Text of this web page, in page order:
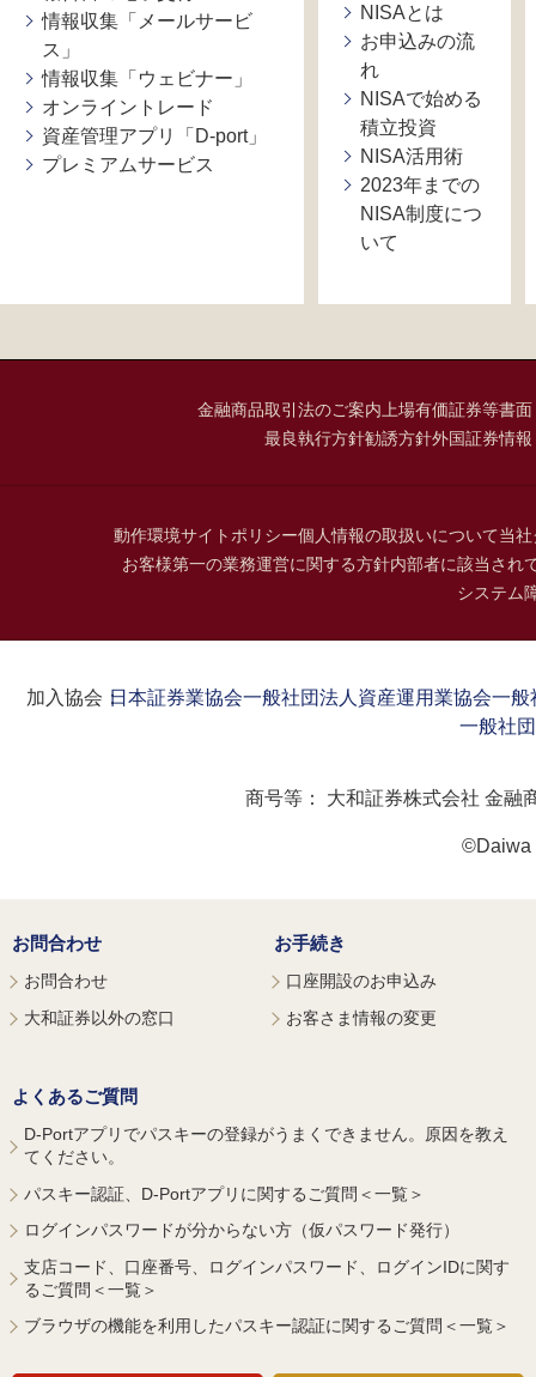
情報収集「メールサービ
ス」
情報収集「ウェビナー」
オンライントレード
資産管理アプリ「D-port」
プレミアムサービス
NISAとは
お申込みの流
れ
NISAで始める
積立投資
NISA活用術
2023年までの
NISA制度につ
いて
金融商品取引法のご案内上場有価証券等書
最良執行方針勧誘方針外国証券情
動作環境サイトポリシー個人情報の取扱いについて当
お客様第一の業務運営に関する方針内部者に該当され
システム
加入協会：日本証券業協会一般社団法人資産運用業協会一般
一般社
商号等： 大和証券株式会社 金融
©Daiwa
お問合わせ
お問合わせ
大和証券以外の窓口
お手続き
口座開設のお申込み
お客さま情報の変更
よくあるご質問
D-Portアプリでパスキーの登録がうまくできません。原因を教え
てください。
パスキー認証、D-Portアプリに関するご質問＜一覧＞
ログインパスワードが分からない方（仮パスワード発行）
支店コード、口座番号、ログインパスワード、ログインIDに関す
るご質問＜一覧＞
ブラウザの機能を利用したパスキー認証に関するご質問＜一覧＞